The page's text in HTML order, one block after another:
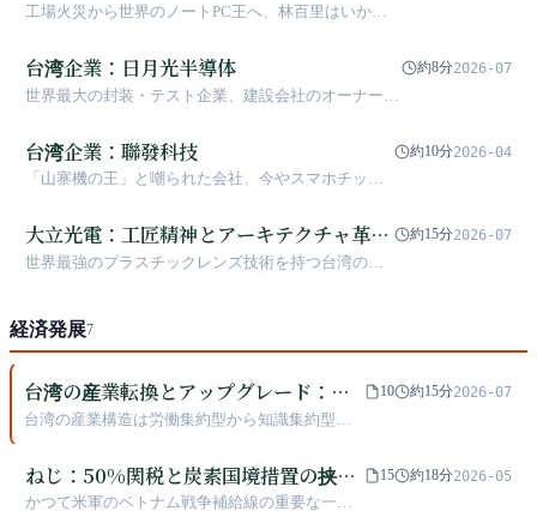
工場火災から世界のノートPC王へ、林百里はいかに
台湾企業：日月光半導体
世界最大の封装・テスト企業、建設会社のオーナーが
約8分2026-07
台湾企業：聯發科技
「山寨機の王」と嘲られた会社、今やスマホチップ
約10分2026-04
大立光電：工匠精神とアーキテクチャ革命
の交差点
世界最強のプラスチックレンズ技術を持つ台湾の隠
か？
約15分2026-07
経済発展7
台湾の産業転換とアップグレード：製
造大国からイノベーション強国へ
台湾の産業構造は労働集約型から知識集約型へ
大核心戦略産業」などの政策を通じて、伝統的
製造業のアップグレードと新興産業の発展を推
10 約15分2026-07
ねじ：50%関税と炭素国境措置の挟撃
下における台湾の隠れたチャンピオン
かつて米軍のベトナム戦争補給線の重要な一環
15 約18分2026-05